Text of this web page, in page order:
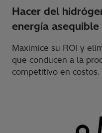
Hacer del
energía asequible
Maximice su ROI y
que conducen a la
competitivo en costos.